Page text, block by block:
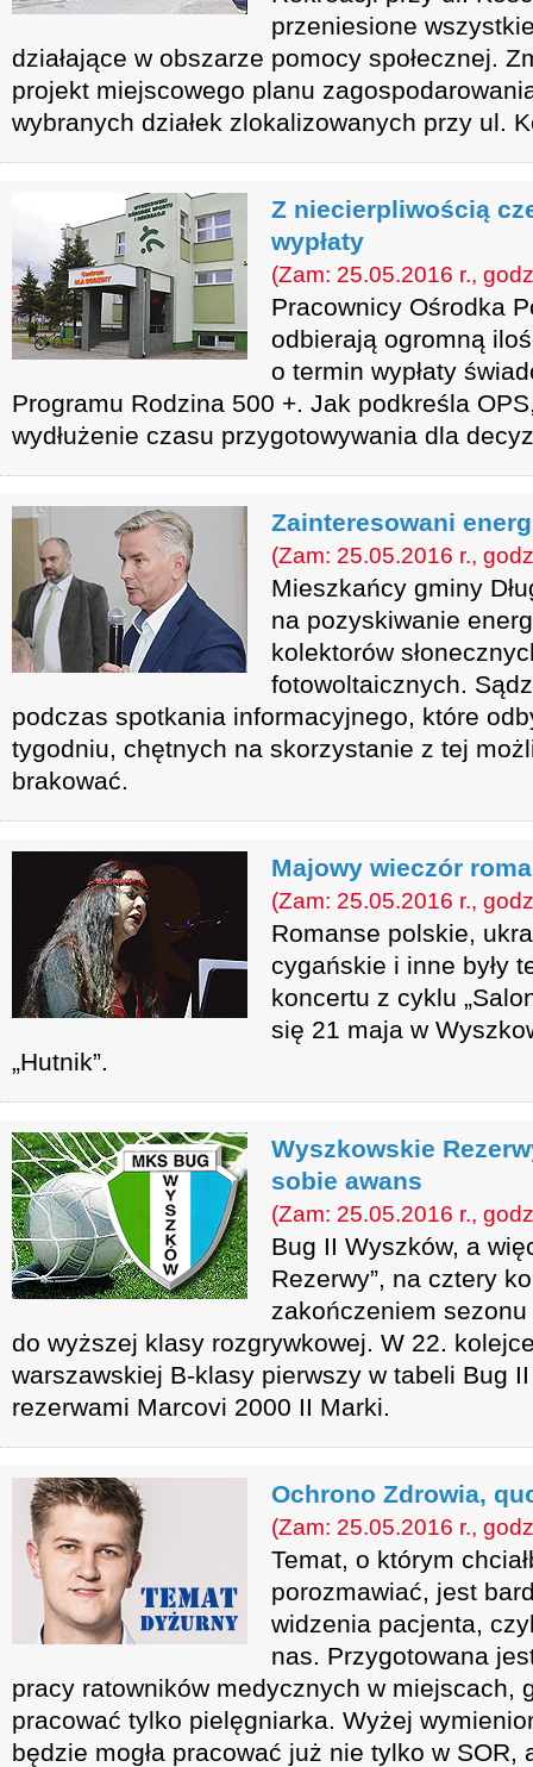
przeniesione
działające w obszarze pomocy społecznej.
projekt miejscowego planu
wybranych działek zlokalizowanych przy ul.
Z niecierpliwością
wypłaty
(Zam: 25.05.2016 r.,
Pracownicy Ośrodka
odbierają ogromną
o termin wypłaty
Programu Rodzina 500 +. Jak podkreśla
wydłużenie czasu przygotowywania dla
Zainteresowani
(Zam: 25.05.2016 r.,
Mieszkańcy gminy
na pozyskiwanie
kolektorów
fotowoltaicznych.
podczas spotkania informacyjnego, które
tygodniu, chętnych na skorzystanie z tej
brakować.
Majowy wieczór
(Zam: 25.05.2016 r.,
Romanse polskie,
cygańskie i inne były
koncertu z cyklu
się 21 maja w
„Hutnik”.
Wyszkowskie
sobie awans
(Zam: 25.05.2016 r.,
Bug II Wyszków, a
Rezerwy”, na cztery
zakończeniem
do wyższej klasy rozgrywkowej. W 22.
warszawskiej B-klasy pierwszy w tabeli Bug
rezerwami Marcovi 2000 II Marki.
Ochrono Zdrowia,
(Zam: 25.05.2016 r.,
Temat, o którym
porozmawiać, jest
widzenia pacjenta,
nas. Przygotowana
pracy ratowników medycznych w miejscach,
pracować tylko pielęgniarka. Wyżej
będzie mogła pracować już nie tylko w SOR,